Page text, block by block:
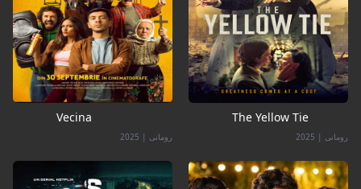
The Yellow Tie
رومانی |
2025
Vecina
رومانی |
2025